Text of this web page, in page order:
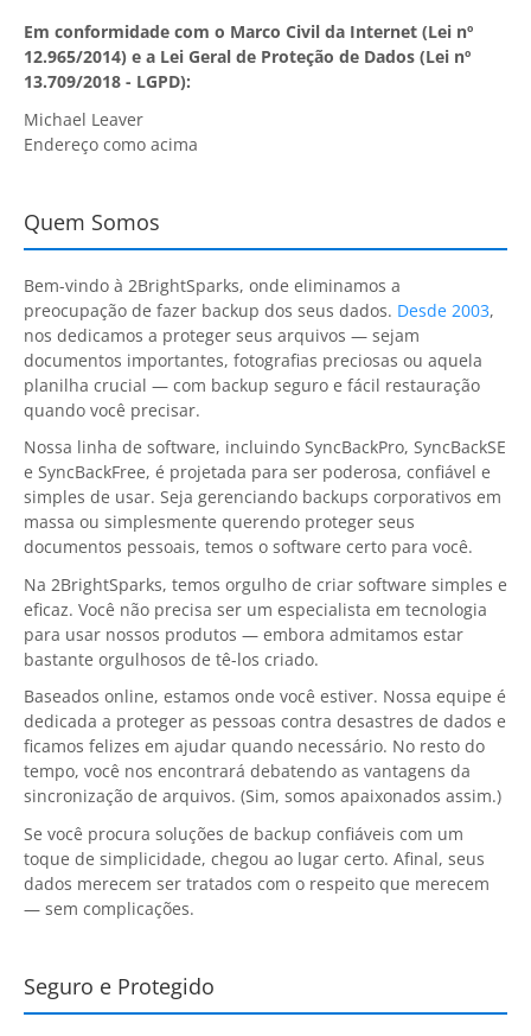
List of Affiliates
Support
Request Support
Tutorials
SyncBackPro Online Help
Uptime Status
About
About Us
Customers
Testimonials
Trust & Security
Contact
Contact Us
Request Support
Subscribe to Mailing List
Em conformidade com o Marco Civil da Internet (Lei nº
12.965/2014) e a Lei Geral de Proteção de Dados (Lei nº
13.709/2018 - LGPD):
Michael Leaver
Endereço como acima
Quem Somos
Bem-vindo à 2BrightSparks, onde eliminamos a
preocupação de fazer backup dos seus dados. Desde 2003,
nos dedicamos a proteger seus arquivos — sejam
documentos importantes, fotografias preciosas ou aquela
planilha crucial — com backup seguro e fácil restauração
quando você precisar.
Nossa linha de software, incluindo SyncBackPro, SyncBackSE
e SyncBackFree, é projetada para ser poderosa, confiável e
simples de usar. Seja gerenciando backups corporativos em
massa ou simplesmente querendo proteger seus
documentos pessoais, temos o software certo para você.
Na 2BrightSparks, temos orgulho de criar software simples e
eficaz. Você não precisa ser um especialista em tecnologia
para usar nossos produtos — embora admitamos estar
bastante orgulhosos de tê-los criado.
Baseados online, estamos onde você estiver. Nossa equipe é
dedicada a proteger as pessoas contra desastres de dados e
ficamos felizes em ajudar quando necessário. No resto do
tempo, você nos encontrará debatendo as vantagens da
sincronização de arquivos. (Sim, somos apaixonados assim.)
Se você procura soluções de backup confiáveis com um
toque de simplicidade, chegou ao lugar certo. Afinal, seus
dados merecem ser tratados com o respeito que merecem
— sem complicações.
Seguro e Protegido